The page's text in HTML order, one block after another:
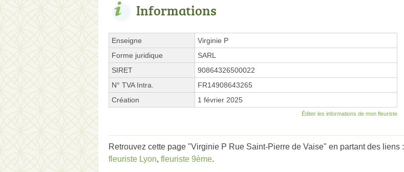
Informations
Enseigne
Virginie P
Forme juridique
SARL
SIRET
90864326500022
N° TVA Intra.
FR14908643265
Création
1 février 2025
Éditer les informations de mon fleuriste
Retrouvez cette page "Virginie P Rue Saint-Pierre de Vaise" en partant des liens :
fleuriste Lyon, fleuriste 9ème.